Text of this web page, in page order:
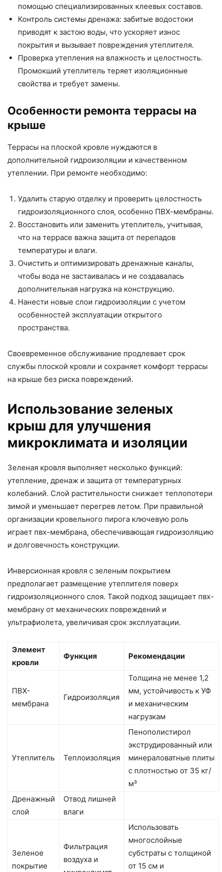
помощью специализированных клеевых составов.
Контроль системы дренажа: забитые водостоки
приводят к застою воды, что ускоряет износ
покрытия и вызывает повреждения утеплителя.
Проверка утепления на влажность и целостность.
Промокший утеплитель теряет изоляционные
свойства и требует замены.
Особенности ремонта террасы на
крыше
Террасы на плоской кровле нуждаются в
дополнительной гидроизоляции и качественном
утеплении. При ремонте необходимо:
Удалить старую отделку и проверить целостность
гидроизоляционного слоя, особенно ПВХ-мембраны.
Восстановить или заменить утеплитель, учитывая,
что на террасе важна защита от перепадов
температуры и влаги.
Очистить и оптимизировать дренажные каналы,
чтобы вода не застаивалась и не создавалась
дополнительная нагрузка на конструкцию.
Нанести новые слои гидроизоляции с учетом
особенностей эксплуатации открытого
пространства.
Своевременное обслуживание продлевает срок
службы плоской кровли и сохраняет комфорт террасы
на крыше без риска повреждений.
Использование зеленых
крыш для улучшения
микроклимата и изоляции
Зеленая кровля выполняет несколько функций:
утепление, дренаж и защита от температурных
колебаний. Слой растительности снижает теплопотери
зимой и уменьшает перегрев летом. При правильной
организации кровельного пирога ключевую роль
играет пвх-мембрана, обеспечивающая гидроизоляцию
и долговечность конструкции.
Инверсионная кровля с зеленым покрытием
предполагает размещение утеплителя поверх
гидроизоляционного слоя. Такой подход защищает пвх-
мембрану от механических повреждений и
ультрафиолета, увеличивая срок эксплуатации.
Элемент
кровли
Функция Рекомендации
ПВХ-
мембрана
Гидроизоляция
Толщина не менее 1,2
мм, устойчивость к УФ
и механическим
нагрузкам
Утеплитель Теплоизоляция
Пенополистирол
экструдированный или
минераловатные плиты
с плотностью от 35 кг/
м³
Дренажный
слой
Отвод лишней
влаги
Зеленое
покрытие
Фильтрация
воздуха и
Использовать
многослойные
субстраты с толщиной
от 15 см и